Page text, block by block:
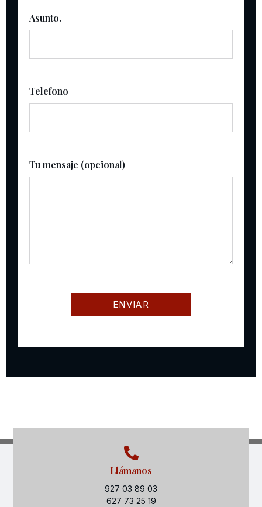
Asunto.
Telefono
Tu mensaje (opcional)
Llámanos
927 03 89 03
627 73 25 19